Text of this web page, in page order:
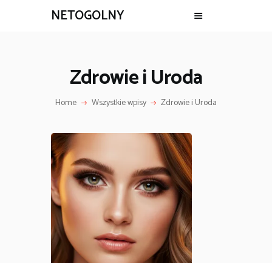
NETOGOLNY
Zdrowie i Uroda
Home Wszystkie wpisy Zdrowie i Uroda